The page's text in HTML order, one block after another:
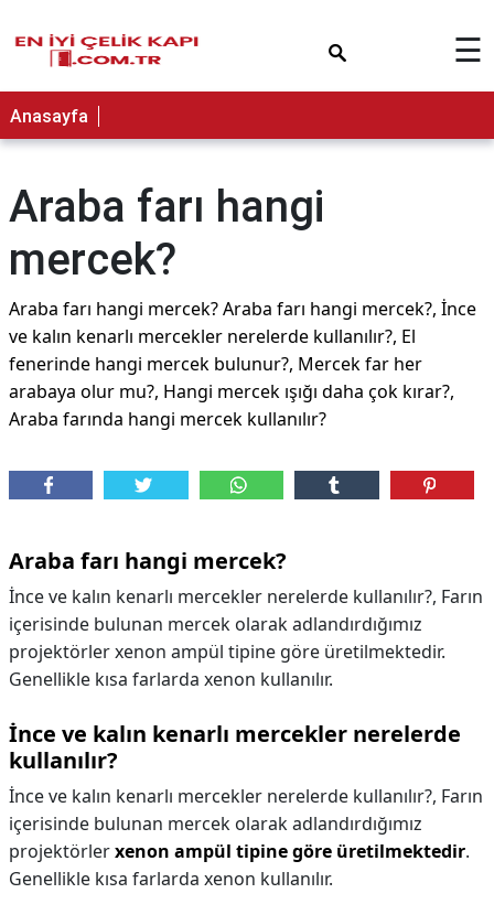
☰
Anasayfa
Araba farı hangi
mercek?
Araba farı hangi mercek? Araba farı hangi mercek?, İnce
ve kalın kenarlı mercekler nerelerde kullanılır?, El
fenerinde hangi mercek bulunur?, Mercek far her
arabaya olur mu?, Hangi mercek ışığı daha çok kırar?,
Araba farında hangi mercek kullanılır?
Araba farı hangi mercek?
İnce ve kalın kenarlı mercekler nerelerde kullanılır?, Farın
içerisinde bulunan mercek olarak adlandırdığımız
projektörler xenon ampül tipine göre üretilmektedir.
Genellikle kısa farlarda xenon kullanılır.
İnce ve kalın kenarlı mercekler nerelerde
kullanılır?
İnce ve kalın kenarlı mercekler nerelerde kullanılır?, Farın
içerisinde bulunan mercek olarak adlandırdığımız
projektörlerxenon ampül tipine göre üretilmektedir.
Genellikle kısa farlarda xenon kullanılır.